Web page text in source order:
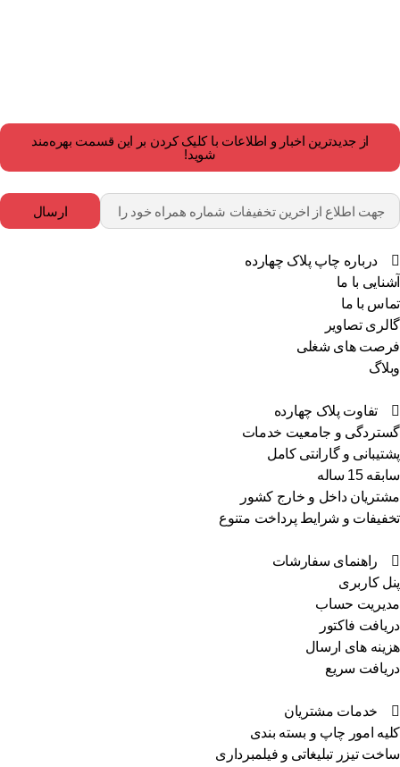
از جدیدترین اخبار و اطلاعات با کلیک کردن بر این قسمت بهره‌مند
شوید!
ارسال
درباره چاپ پلاک چهارده
آشنایی با ما
تماس با ما
گالری تصاویر
فرصت های شغلی
وبلاگ
تفاوت پلاک چهارده
گستردگی و جامعیت خدمات
پشتیبانی و گارانتی کامل
سابقه 15 ساله
مشتریان داخل و خارج کشور
تخفیفات و شرایط پرداخت متنوع
راهنمای سفارشات
پنل کاربری
مدیریت حساب
دریافت فاکتور
هزینه های ارسال
دریافت سریع
خدمات مشتریان
کلیه امور چاپ و بسته بندی
ساخت تیزر تبلیغاتی و فیلمبرداری